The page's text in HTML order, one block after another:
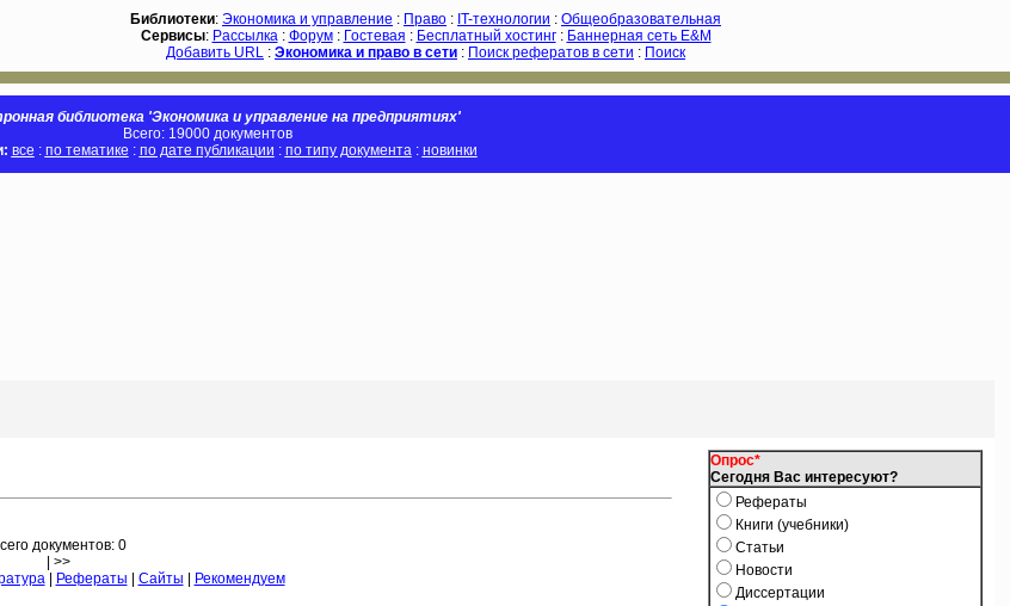
Библиотеки: Экономика и управление : Право : IT-технологии : Общеобразовательная
Сервисы: Рассылка: Форум: Гостевая : Бесплатный хостинг: Баннерная сеть E&M
Добавить URL : Экономика и право в сети : Поиск рефератов в сети : Поиск
библиотека 'Экономика и управление на предприятиях'
Всего: 19000 документов
все : по тематике : по дате публикации : по типу документа: новинки
документов: 0
| >>
| Рефераты Сайты Рекомендуем
Опрос*
Сегодня Вас интересуют?
Рефераты
Книги (учебники)
Статьи
Новости
Диссертации